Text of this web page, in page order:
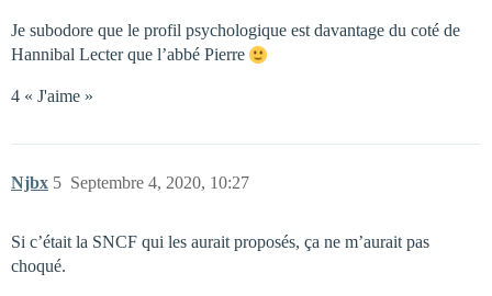
Je subodore que le profil psychologique est davantage du coté de
Hannibal Lecter que l’abbé Pierre
4 « J'aime »
Njbx Septembre 4, 2020, 10:27
5
Si c’était la SNCF qui les aurait proposés, ça ne m’aurait pas
choqué.